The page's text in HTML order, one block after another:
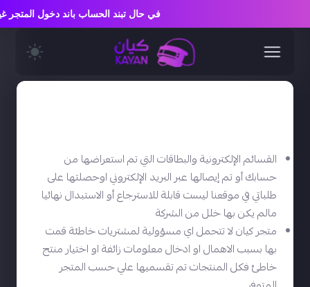
القسائم الإلكترونية والبطاقات التي تم استعراضها من
حسابك أو تم إيصالها عبر البريد الإلكتروني اوحصلتها على
طلباتي في موقعنا ليست قابلة للاسترجاع أو الاستبدال نهائيا
مالم يكن بها خلل من الشركة
متجر كيان لا تتحمل اي مسؤولية لمشتريات خاطئة قمت
بها بسبب الاهمال او ادخال معلومات زائفة او اختيار منتج
خاطئ فكل المنتجات تم تقسميها علي حسب المتجر
في حال تبند الحساب باند دخول